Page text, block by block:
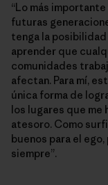
“Lo más
futuras
tenga la
aprender que
comunidades
afectan. Para mí,
única forma de
los lugares que
atesoro. Como
buenos para el
siempre”.